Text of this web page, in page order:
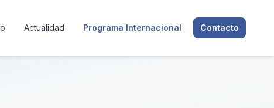
Actualidad Programa Internacional Contacto